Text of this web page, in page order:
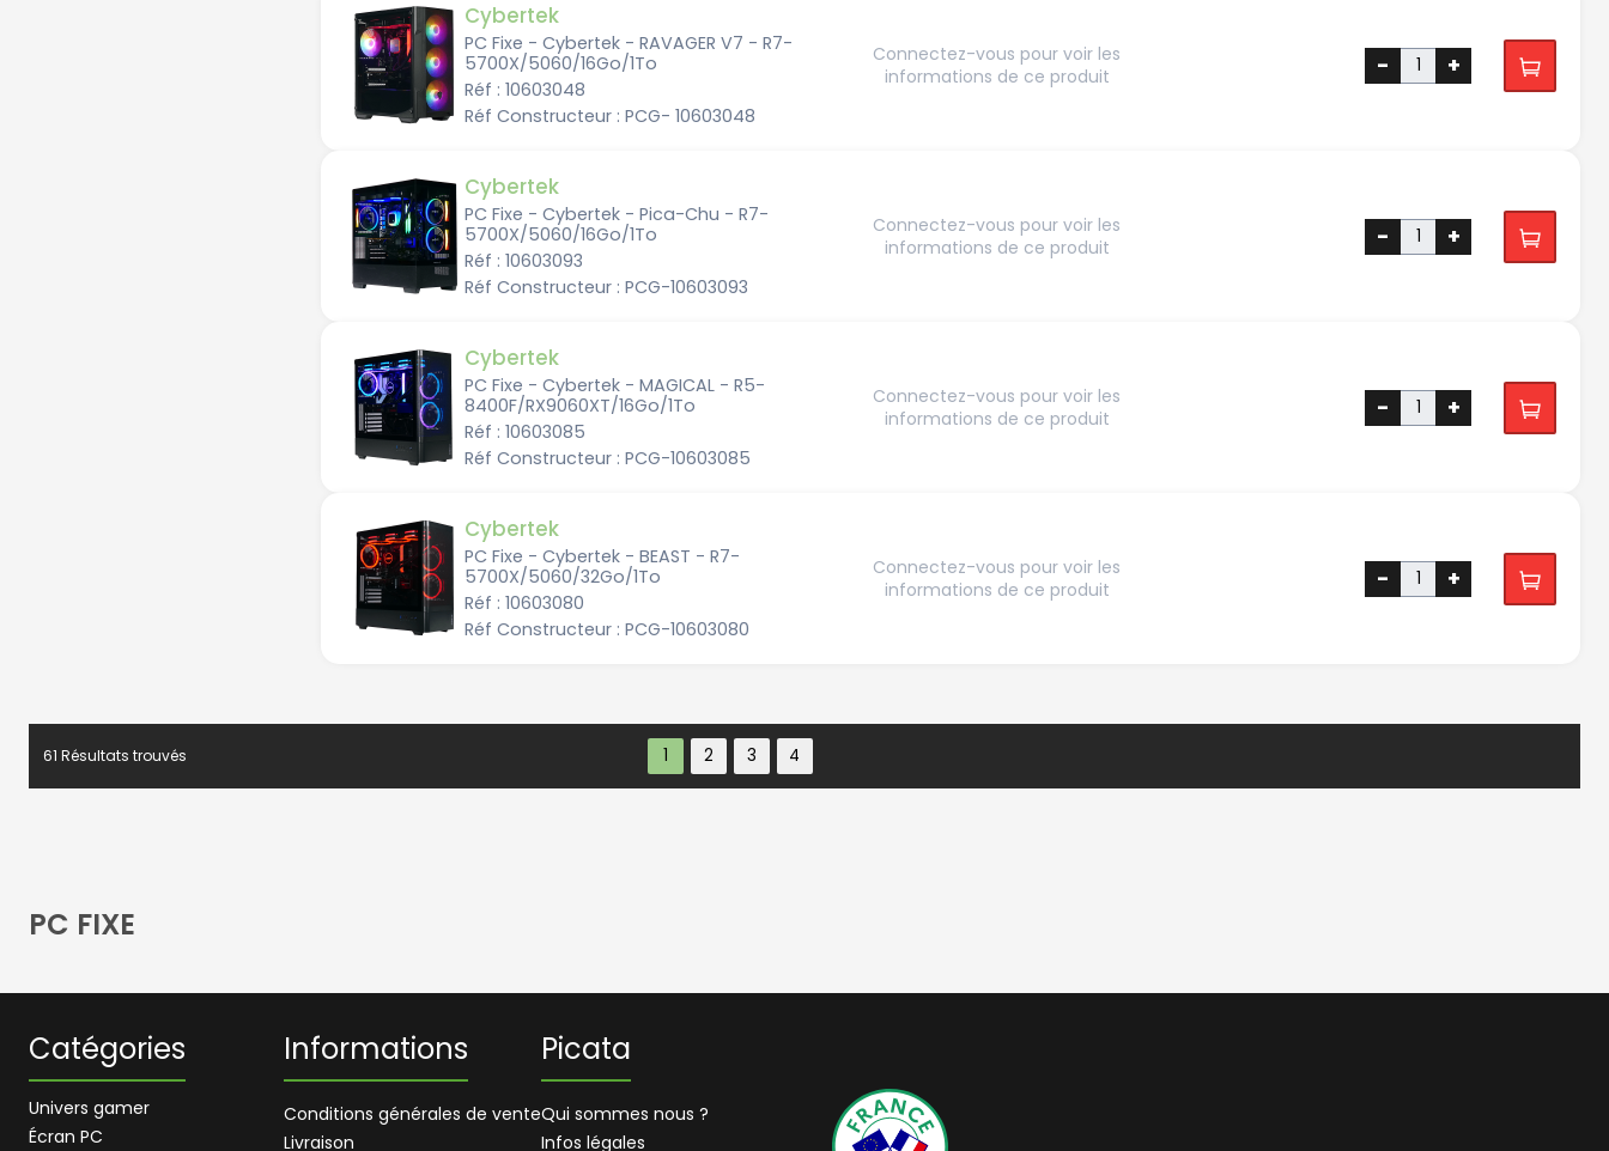
Cybertek
PC Fixe - Cybertek - RAVAGER V7 - R7-
5700X/5060/16Go/1To
Réf : 10603048
Réf Constructeur : PCG- 10603048
Connectez-vous pour voir les
informations de ce produit
- +
Cybertek
PC Fixe - Cybertek - Pica-Chu - R7-
5700X/5060/16Go/1To
Réf : 10603093
Réf Constructeur : PCG-10603093
Connectez-vous pour voir les
informations de ce produit
- +
Cybertek
PC Fixe - Cybertek - MAGICAL - R5-
8400F/RX9060XT/16Go/1To
Réf : 10603085
Réf Constructeur : PCG-10603085
Connectez-vous pour voir les
informations de ce produit
- +
Cybertek
PC Fixe - Cybertek - BEAST - R7-
5700X/5060/32Go/1To
Réf : 10603080
Réf Constructeur : PCG-10603080
Connectez-vous pour voir les
informations de ce produit
- +
61 Résultats trouvés
PC FIXE
Catégories
Univers gamer
Écran PC
Informations
Conditions générales de vente
Livraison
Picata
Qui sommes nous ?
Infos légales